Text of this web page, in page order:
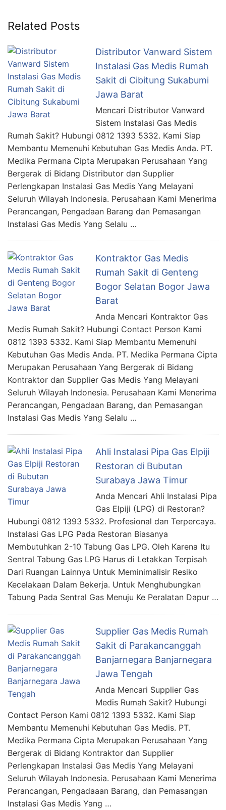
Related Posts
Distributor Vanward Sistem
Instalasi Gas Medis Rumah
Sakit di Cibitung Sukabumi
Jawa Barat
Mencari Distributor Vanward
Sistem Instalasi Gas Medis
Rumah Sakit? Hubungi 0812 1393 5332. Kami Siap
Membantu Memenuhi Kebutuhan Gas Medis Anda. PT.
Medika Permana Cipta Merupakan Perusahaan Yang
Bergerak di Bidang Distributor dan Supplier
Perlengkapan Instalasi Gas Medis Yang Melayani
Seluruh Wilayah Indonesia. Perusahaan Kami Menerima
Perancangan, Pengadaan Barang dan Pemasangan
Instalasi Gas Medis Yang Selalu …
Kontraktor Gas Medis
Rumah Sakit di Genteng
Bogor Selatan Bogor Jawa
Barat
Anda Mencari Kontraktor Gas
Medis Rumah Sakit? Hubungi Contact Person Kami
0812 1393 5332. Kami Siap Membantu Memenuhi
Kebutuhan Gas Medis Anda. PT. Medika Permana Cipta
Merupakan Perusahaan Yang Bergerak di Bidang
Kontraktor dan Supplier Gas Medis Yang Melayani
Seluruh Wilayah Indonesia. Perusahaan Kami Menerima
Perancangan, Pengadaan Barang, dan Pemasangan
Instalasi Gas Medis Yang Selalu …
Ahli Instalasi Pipa Gas Elpiji
Restoran di Bubutan
Surabaya Jawa Timur
Anda Mencari Ahli Instalasi Pipa
Gas Elpiji (LPG) di Restoran?
Hubungi 0812 1393 5332. Profesional dan Terpercaya.
Instalasi Gas LPG Pada Restoran Biasanya
Membutuhkan 2-10 Tabung Gas LPG. Oleh Karena Itu
Sentral Tabung Gas LPG Harus di Letakkan Terpisah
Dari Ruangan Lainnya Untuk Meminimalisir Resiko
Kecelakaan Dalam Bekerja. Untuk Menghubungkan
Tabung Pada Sentral Gas Menuju Ke Peralatan Dapur …
Supplier Gas Medis Rumah
Sakit di Parakancanggah
Banjarnegara Banjarnegara
Jawa Tengah
Anda Mencari Supplier Gas
Medis Rumah Sakit? Hubungi
Contact Person Kami 0812 1393 5332. Kami Siap
Membantu Memenuhi Kebutuhan Gas Medis. PT.
Medika Permana Cipta Merupakan Perusahaan Yang
Bergerak di Bidang Kontraktor dan Supplier
Perlengkapan Instalasi Gas Medis Yang Melayani
Seluruh Wilayah Indonesia. Perusahaan Kami Menerima
Perancangan, Pengadaaan Barang, dan Pemasangan
Instalasi Gas Medis Yang …